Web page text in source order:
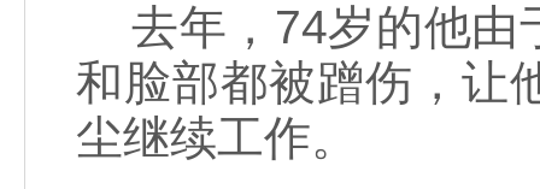
去年，74岁的他由
和脸部都被蹭伤，让
尘继续工作。